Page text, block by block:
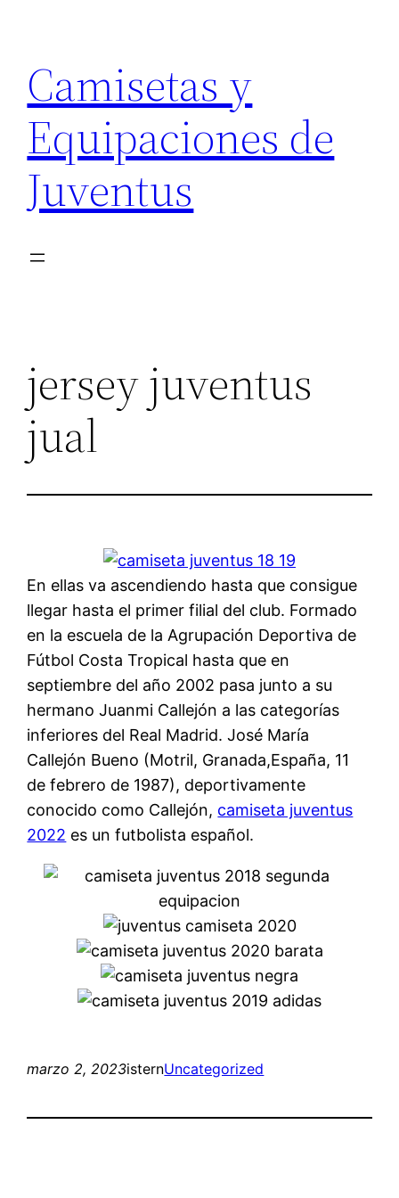
contenido
Camisetas y
Equipaciones de
Juventus
jersey juventus
jual
En ellas va ascendiendo hasta que consigue
llegar hasta el primer filial del club. Formado
en la escuela de la Agrupación Deportiva de
Fútbol Costa Tropical hasta que en
septiembre del año 2002 pasa junto a su
hermano Juanmi Callejón a las categorías
inferiores del Real Madrid. José María
Callejón Bueno (Motril, Granada,España, 11
de febrero de 1987), deportivamente
conocido como Callejón, camiseta juventus
2022 es un futbolista español.
marzo 2, 2023isternUncategorized